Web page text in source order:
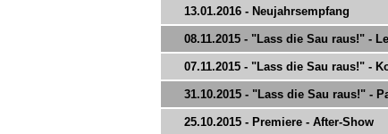
13.01.2016 - Neujahrsempfang
08.11.2015 - "Lass die Sau raus!" -
07.11.2015 - "Lass die Sau raus!" -
31.10.2015 - "Lass die Sau raus!" -
25.10.2015 - Premiere - After-Show